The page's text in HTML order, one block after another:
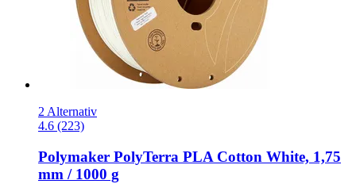
2 Alternativ
4.6 (223)
Polymaker PolyTerra PLA Cotton White, 1,75
mm / 1000 g